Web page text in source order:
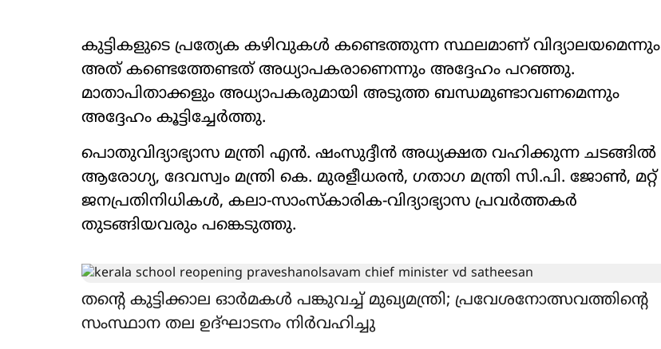
കുട്ടികളുടെ പ്രത്യേക കഴിവുകൾ കണ്ടെത്തുന്ന സ്ഥലമാണ് വിദ്യാലയമെന്നും
അത് കണ്ടെത്തേണ്ടത് അധ്യാപകരാണെന്നും അദ്ദേഹം പറഞ്ഞു.
മാതാപിതാക്കളും അധ്യാപകരുമായി അടുത്ത ബന്ധമുണ്ടാവണമെന്നും
അദ്ദേഹം കൂട്ടിച്ചേർത്തു.
പൊതുവിദ്യാഭ്യാസ മന്ത്രി എൻ. ഷംസുദ്ദീൻ അധ്യക്ഷത വഹിക്കുന്ന ചടങ്ങിൽ
ആരോഗ്യ, ദേവസ്വം മന്ത്രി കെ. മുരളീധരൻ, ഗതാഗ മന്ത്രി സി.പി. ജോൺ, മറ്റ്
ജനപ്രതിനിധികൾ, കലാ-സാംസ്‌കാരിക-വിദ്യാഭ്യാസ പ്രവർത്തകർ
തുടങ്ങിയവരും പങ്കെടുത്തു.
തന്‍റെ കുട്ടിക്കാല ഓർമകൾ പങ്കുവച്ച് മുഖ്യമന്ത്രി; പ്രവേശനോത്സവത്തിന്‍റെ
സംസ്ഥാന തല ഉദ്ഘാടനം നിർവഹിച്ചു